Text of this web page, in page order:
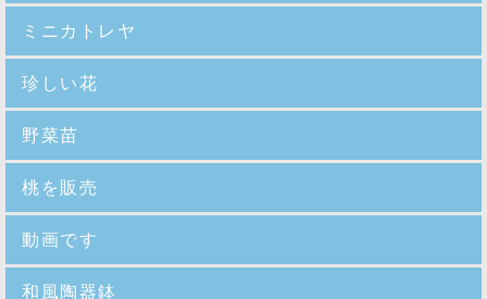
ミニカトレヤ
珍しい花
野菜苗
桃を販売
動画です
和風陶器鉢